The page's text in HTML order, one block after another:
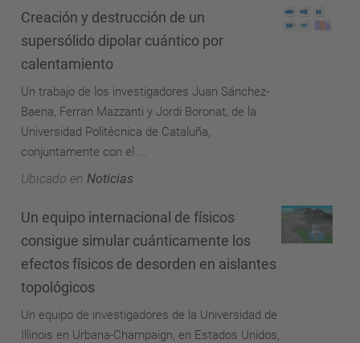
Creación y destrucción de un
supersólido dipolar cuántico por
calentamiento
Un trabajo de los investigadores Juan Sánchez-
Baena, Ferran Mazzanti y Jordi Boronat, de la
Universidad Politécnica de Cataluña,
conjuntamente con el ...
Ubicado en Noticias
Un equipo internacional de físicos
consigue simular cuánticamente los
efectos físicos de desorden en aislantes
topológicos
Un equipo de investigadores de la Universidad de
Illinois en Urbana-Champaign, en Estados Unidos,